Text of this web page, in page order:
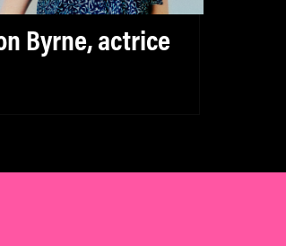
Byrne, actrice